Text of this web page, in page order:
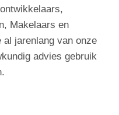
Makelaars en
jarenlang van onze
advies gebruik